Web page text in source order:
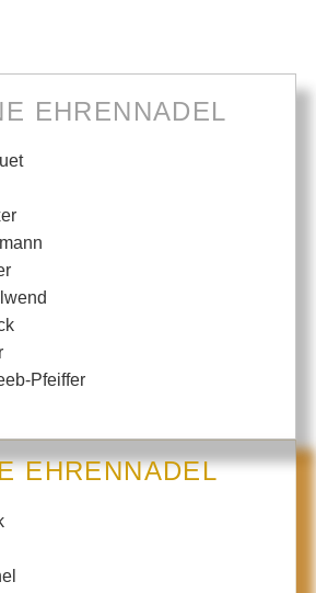
EHRENNADEL
Pfeiffer
EHRENNADEL